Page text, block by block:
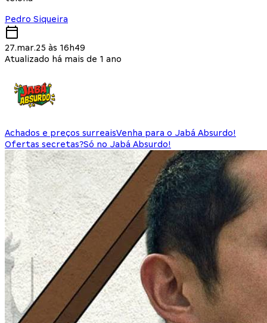
Pedro Siqueira
27.mar.25 às 16h49
Atualizado há mais de 1 ano
Achados e preços surreaisVenha para o Jabá Absurdo!
Ofertas secretas?Só no Jabá Absurdo!